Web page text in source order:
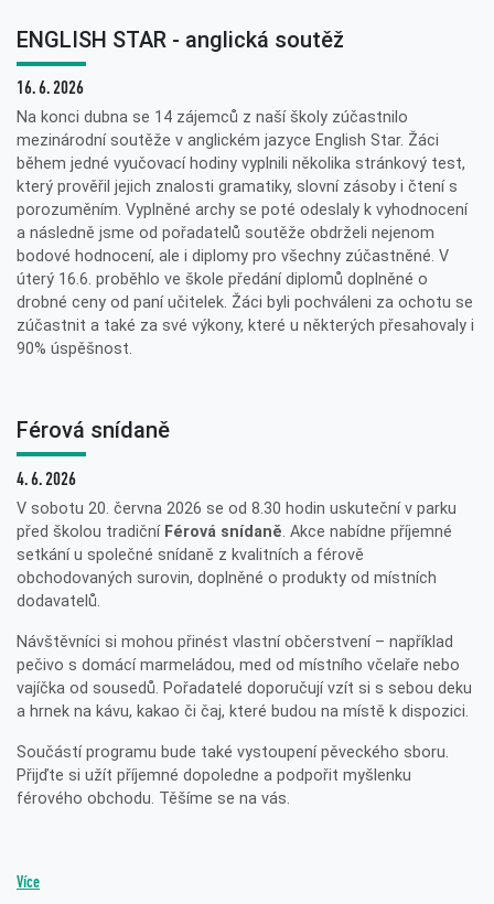
ENGLISH STAR - anglická soutěž
16. 6. 2026
Na konci dubna se 14 zájemců z naší školy zúčastnilo
mezinárodní soutěže v anglickém jazyce English Star. Žáci
během jedné vyučovací hodiny vyplnili několika stránkový test,
který prověřil jejich znalosti gramatiky, slovní zásoby i čtení s
porozuměním. Vyplněné archy se poté odeslaly k vyhodnocení
a následně jsme od pořadatelů soutěže obdrželi nejenom
bodové hodnocení, ale i diplomy pro všechny zúčastněné. V
úterý 16.6. proběhlo ve škole předání diplomů doplněné o
drobné ceny od paní učitelek. Žáci byli pochváleni za ochotu se
zúčastnit a také za své výkony, které u některých přesahovaly i
90% úspěšnost.
Férová snídaně
4. 6. 2026
V sobotu 20. června 2026 se od 8.30 hodin uskuteční v parku
před školou tradiční Férová snídaně. Akce nabídne příjemné
setkání u společné snídaně z kvalitních a férově
obchodovaných surovin, doplněné o produkty od místních
dodavatelů.
Návštěvníci si mohou přinést vlastní občerstvení – například
pečivo s domácí marmeládou, med od místního včelaře nebo
vajíčka od sousedů. Pořadatelé doporučují vzít si s sebou deku
a hrnek na kávu, kakao či čaj, které budou na místě k dispozici.
Součástí programu bude také vystoupení pěveckého sboru.
Přijďte si užít příjemné dopoledne a podpořit myšlenku
férového obchodu. Těšíme se na vás.
Více